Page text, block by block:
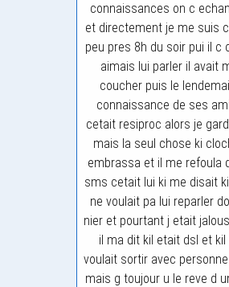
connaissances on c
et directement je me suis
peu pres 8h du soir pui il
aimais lui parler il avait
coucher puis le
connaissance de ses
cetait resiproc alors je
mais la seul chose ki
embrassa et il me refoula
sms cetait lui ki me disait
ne voulait pa lui reparler
nier et pourtant j etait
il ma dit kil etait dsl et
voulait sortir avec
mais g toujour u le reve d